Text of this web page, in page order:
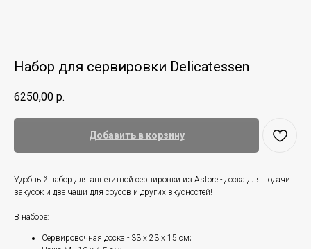
Набор для сервировки Delicatessen
6250,00 р.
Добавить в корзину
Удобный набор для аппетитной сервировки из Astore - доска для подачи
закусок и две чаши для соусов и других вкусностей!
В наборе:
Сервировочная доска - 33 х 23 х 15 см;